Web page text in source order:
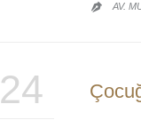
 AV.
24